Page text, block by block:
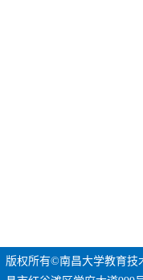
版权所有©南昌大学教育技